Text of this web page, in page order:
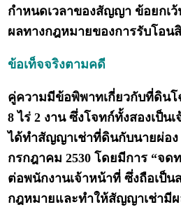
กำหนดเวลาของสัญญา ข้อยกเ
ผลทางกฎหมายของการรับโอน
ข้อเท็จจริงตามคดี
คู่ความมีข้อพิพาทเกี่ยวกับที่ดินโ
8 ไร่ 2 งาน ซึ่งโจทก์ทั้งสองเป็น
ได้ทำสัญญาเช่าที่ดินกับนายผ่อง
กรกฎาคม 2530 โดยมีการ “จด
ต่อพนักงานเจ้าหน้าที่ ซึ่งถือเป็
กฎหมายและทำให้สัญญาเช่ามี